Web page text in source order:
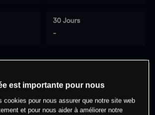
30 Jours
-
est importante pour nous
cookies pour nous assurer que notre site web
et pour nous aider à améliorer notre